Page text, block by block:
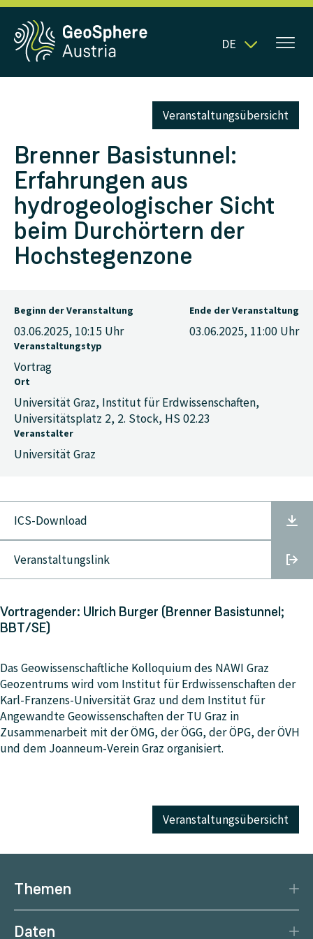
DE
Veranstaltungsübersicht
Brenner Basistunnel:
Erfahrungen aus
hydrogeologischer Sicht
beim Durchörtern der
Hochstegenzone
Beginn der Veranstaltung
03.06.2025, 10:15 Uhr
Ende der Veranstaltung
03.06.2025, 11:00 Uhr
Veranstaltungstyp
Vortrag
Ort
Universität Graz, Institut für Erdwissenschaften,
Universitätsplatz 2, 2. Stock, HS 02.23
Veranstalter
Universität Graz
ICS-Download
Veranstaltungslink
Vortragender: Ulrich Burger (Brenner Basistunnel;
BBT/SE)
Das Geowissenschaftliche Kolloquium des NAWI Graz
Geozentrums wird vom Institut für Erdwissenschaften der
Karl-Franzens-Universität Graz und dem Institut für
Angewandte Geowissenschaften der TU Graz in
Zusammenarbeit mit der ÖMG, der ÖGG, der ÖPG, der ÖVH
und dem Joanneum-Verein Graz organisiert.
Veranstaltungsübersicht
Themen
Daten